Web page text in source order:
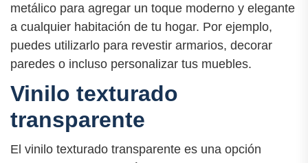
metálico para agregar un toque moderno y elegante
a cualquier habitación de tu hogar. Por ejemplo,
puedes utilizarlo para revestir armarios, decorar
paredes o incluso personalizar tus muebles.
Vinilo texturado
transparente
El vinilo texturado transparente es una opción